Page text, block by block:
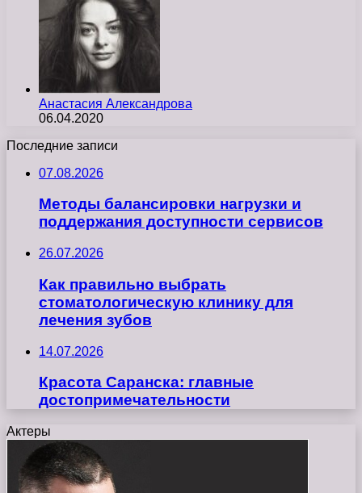
Анастасия Александрова
06.04.2020
Последние записи
07.08.2026
Методы балансировки нагрузки и
поддержания доступности сервисов
26.07.2026
Как правильно выбрать
стоматологическую клинику для
лечения зубов
14.07.2026
Красота Саранска: главные
достопримечательности
Актеры